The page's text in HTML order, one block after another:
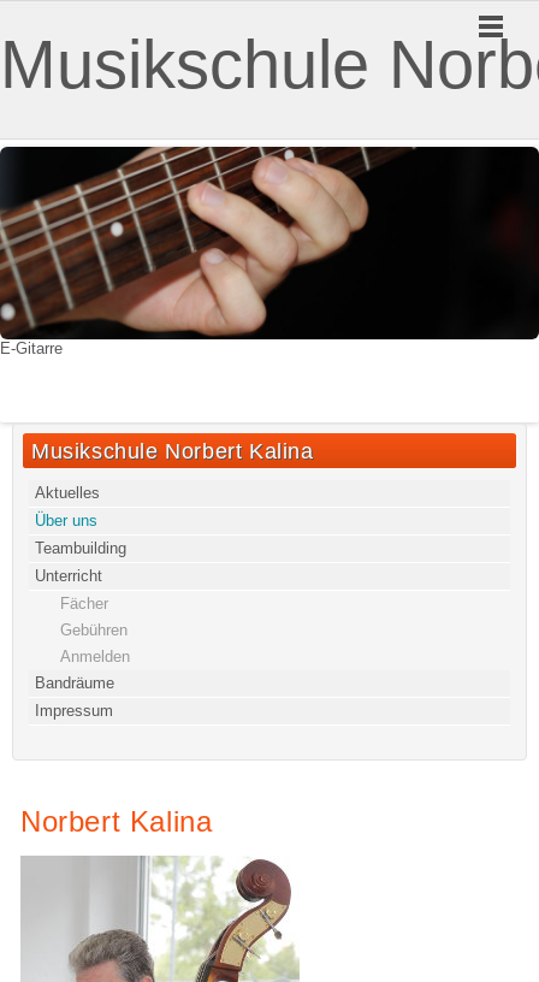
Musikschule
E-Gitarre
Musikschule Norbert Kalina
Aktuelles
Über uns
Teambuilding
Unterricht
Fächer
Gebühren
Anmelden
Bandräume
Impressum
Norbert Kalina